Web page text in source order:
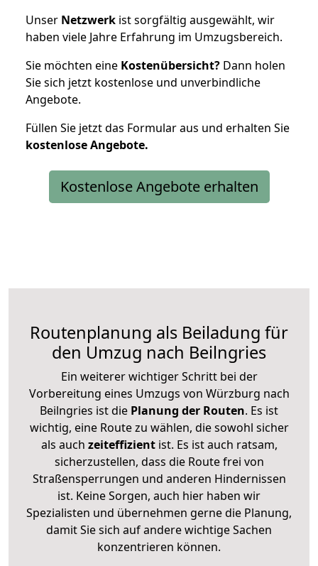
Unser Netzwerk ist sorgfältig ausgewählt, wir
haben viele Jahre Erfahrung im Umzugsbereich.
Sie möchten eine Kostenübersicht? Dann holen
Sie sich jetzt kostenlose und unverbindliche
Angebote.
Füllen Sie jetzt das Formular aus und erhalten Sie
kostenloseAngebote.
Kostenlose Angebote erhalten
Routenplanung als Beiladung für
den Umzug nach Beilngries
Ein weiterer wichtiger Schritt bei der
Vorbereitung eines Umzugs von Würzburg nach
Beilngries ist die Planung der Routen. Es ist
wichtig, eine Route zu wählen, die sowohl sicher
als auch zeiteffizientist. Es ist auch ratsam,
sicherzustellen, dass die Route frei von
Straßensperrungen und anderen Hindernissen
ist. Keine Sorgen, auch hier haben wir
Spezialisten und übernehmen gerne die Planung,
damit Sie sich auf andere wichtige Sachen
konzentrieren können.